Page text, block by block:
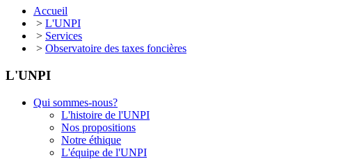
Accueil
> L'UNPI
> Services
> Observatoire des taxes foncières
L'UNPI
Qui sommes-nous?
L'histoire de l'UNPI
Nos propositions
Notre éthique
L'équipe de l'UNPI